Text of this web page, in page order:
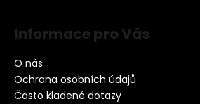
Informace pro Vás
O nás
Ochrana osobních údajů
Často kladené dotazy